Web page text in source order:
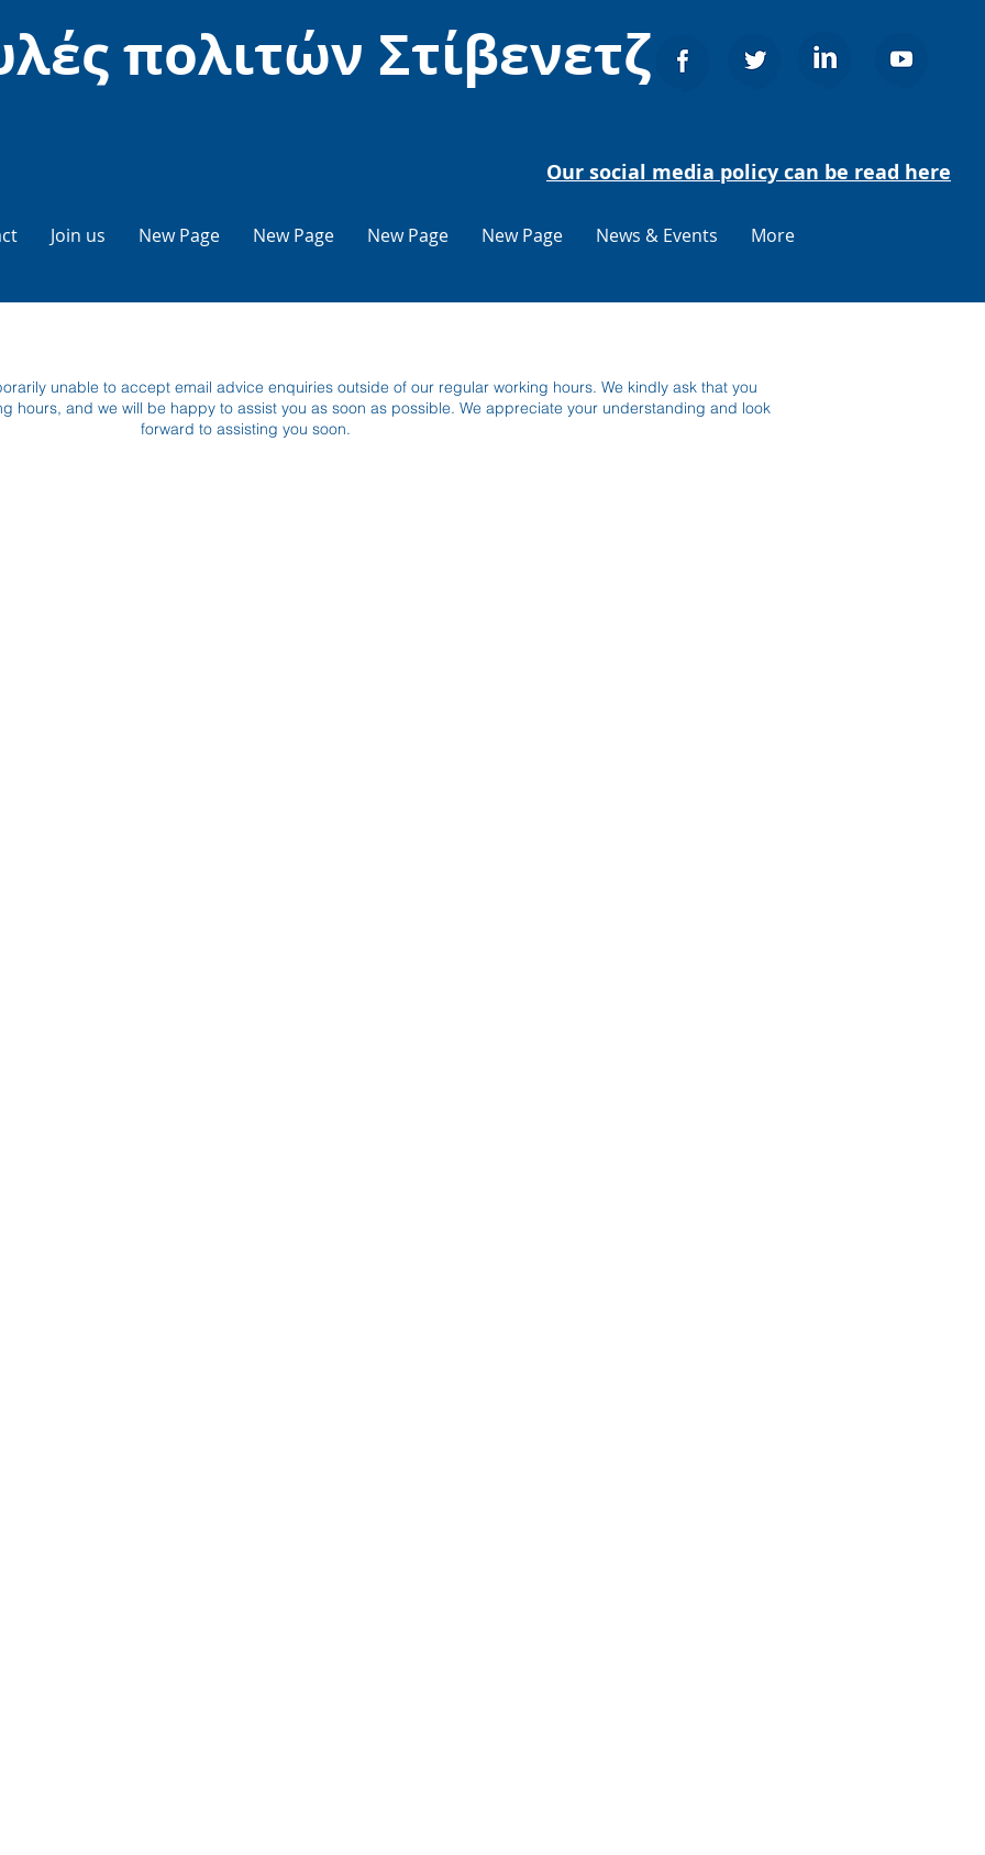
πολιτών Στίβενετζ
Our social media policy can be read here
Join us New Page New Page New Page New Page News & Events More
unable to accept email advice enquiries outside of our regular working hours. We kindly ask that you
hours, and we will be happy to assist you as soon as possible. We appreciate your understanding and look
forward to assisting you soon.